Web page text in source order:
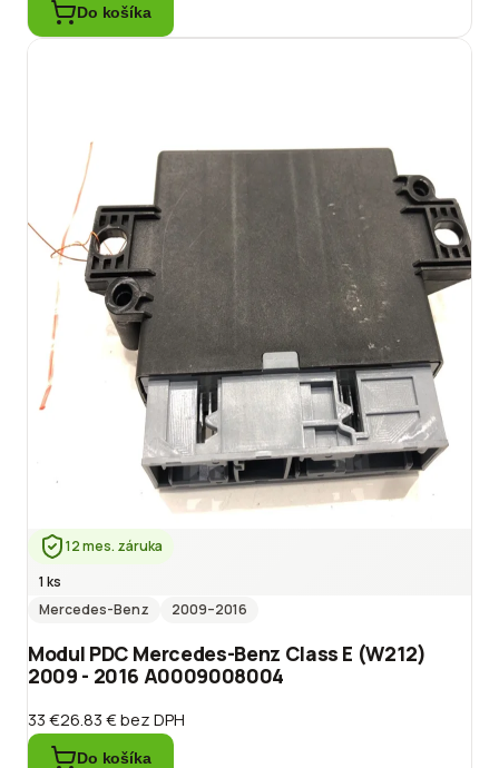
Do košíka
12 mes. záruka
1 ks
Mercedes-Benz
2009–2016
Modul PDC Mercedes-Benz Class E (W212)
2009 - 2016 A0009008004
33 €26.83 €bez DPH
Do košíka